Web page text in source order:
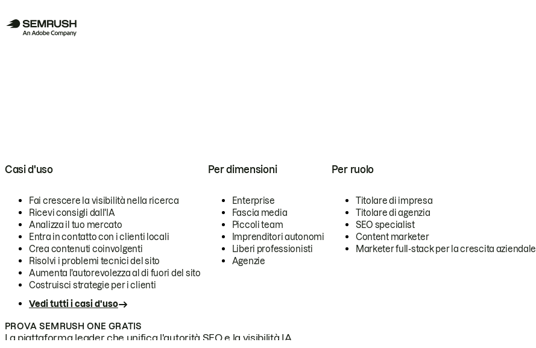
Casi d'uso
Fai crescere la visibilità nella ricerca
Ricevi consigli dall'IA
Analizza il tuo mercato
Entra in contatto con i clienti locali
Crea contenuti coinvolgenti
Risolvi i problemi tecnici del sito
Aumenta l'autorevolezza al di fuori del sito
Costruisci strategie per i clienti
Vedi tutti i casi d'uso
Per dimensioni
Enterprise
Fascia media
Piccoli team
Imprenditori autonomi
Liberi professionisti
Agenzie
Per ruolo
Titolare di impresa
Titolare di agenzia
SEO specialist
Content marketer
Marketer full-stack per la crescita aziendale
PROVA SEMRUSH ONE GRATIS
La piattaforma leader che unifica l'autorità SEO e la visibilità IA.